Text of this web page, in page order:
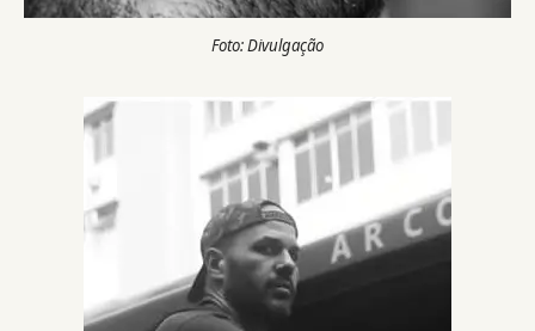
Foto: Divulgação